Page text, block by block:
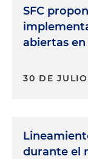
SFC
abiertas
30 DE
durante el